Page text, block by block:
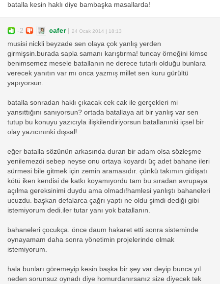
batalla kesin haklı diye bambaşka masallarda!
-2 cafer| 24 Ocak 2014 | 18:13
musisi nickli beyzade sen olaya çok yanlış yerden
girmişsin.burada sapla samanı karıştırma! tuncay örneğini kimse
benimsemez mesele batallanın ne derece tutarlı olduğu bunlara
verecek yanıtın var mı onca yazmış millet sen kuru gürültü
yapıyorsun.
batalla sonradan haklı çıkacak cek cak ile gerçekleri mi
yansıttığını sanıyorsun? ortada batallaya ait bir yanlış var sen
tutup bu konuyu yazıcıyla ilişkilendiriyorsun batallanınki içsel bir
olay yazıcınınki dışsal!
eğer batalla sözünün arkasında duran bir adam olsa sözleşme
yenilemezdi sebep neyse onu ortaya koyardı üç adet bahane ileri
sürmesi bile gitmek için zemin aramasıdır. çünkü takımın gidişatı
kötü iken kendisi de katkı koyamıyordu tam bu sıradan avrupaya
açılma gereksinimi duydu ama olmadı!hamlesi yanlıştı bahaneleri
ucuzdu. başkan defalarca çağrı yaptı ne oldu şimdi dediği gibi
istemiyorum dedi.iler tutar yanı yok batallanın.
bahaneleri çocukça. önce daum hakaret etti sonra sisteminde
oynayamam daha sonra yönetimin projelerinde olmak
istemiyorum.
hala bunları göremeyip kesin başka bir şey var deyip bunca yıl
neden sorunsuz oynadı diye homurdanırsanız size diyecek tek